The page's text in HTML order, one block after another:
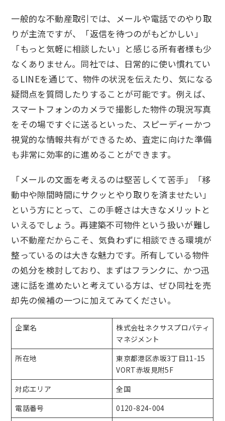
一般的な不動産取引では、メールや電話でのやり取
りが主流ですが、「返信を待つのがもどかしい」
「もっと気軽に相談したい」と感じる所有者様も少
なくありません。同社では、日常的に使い慣れてい
るLINEを通じて、物件の状況を伝えたり、気になる
疑問点を質問したりすることが可能です。例えば、
スマートフォンのカメラで撮影した物件の現況写真
をその場ですぐに送るといった、スピーディーかつ
視覚的な情報共有ができるため、査定に向けた準備
も非常に効率的に進めることができます。
「メールの文面を考えるのは堅苦しくて苦手」「移
動中や隙間時間にサクッとやり取りを済ませたい」
という方にとって、この手軽さは大きなメリットと
いえるでしょう。再建築不可物件という扱いが難し
い不動産だからこそ、気負わずに相談できる環境が
整っているのは大きな魅力です。所有している物件
の処分を検討しており、まずはフランクに、かつ迅
速に話を進めたいと考えている方は、ぜひ同社を売
却先の候補の一つに加えてみてください。
企業名
株式会社ネクサスプロパティ
マネジメント
所在地
東京都港区赤坂3丁目11-15
VORT赤坂見附5F
対応エリア
全国
電話番号
0120-824-004